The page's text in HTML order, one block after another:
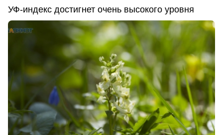
УФ-индекс достигнет очень высокого уровня